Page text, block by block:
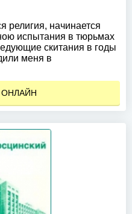
религия, начинается
испытания в тюрьмах
скитания в годы
меня в
ОНЛАЙН